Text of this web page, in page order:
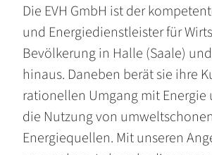
Die EVH GmbH ist der
und Energiedienstleister für
Bevölkerung in Halle (Saale)
hinaus. Daneben berät sie ihre
rationellen Umgang mit Energie
die Nutzung von
Energiequellen. Mit unseren